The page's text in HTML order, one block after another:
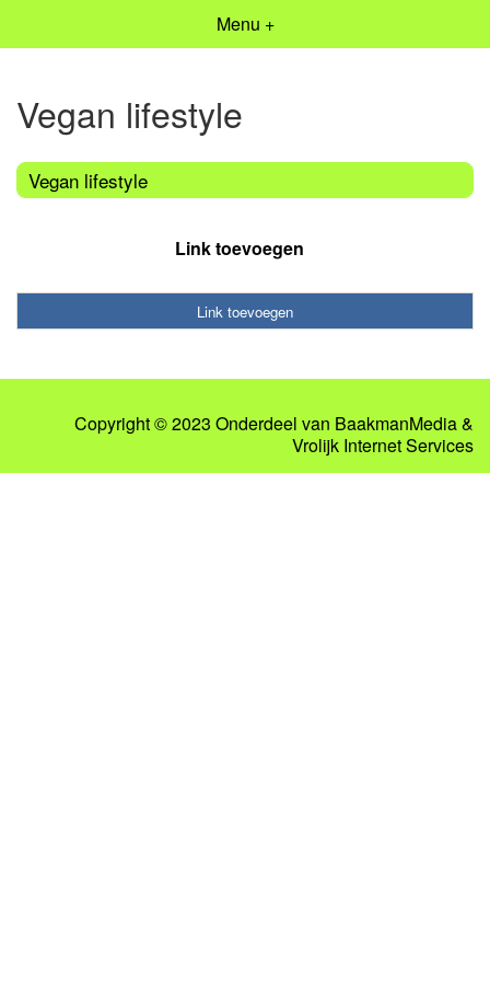
Menu +
Vegan lifestyle
Vegan lifestyle
Link toevoegen
Link toevoegen
Copyright © 2023 Onderdeel van BaakmanMedia&
Vrolijk Internet Services